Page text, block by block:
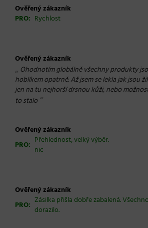
Ověřený zákazník
PRO: Rychlost
Ověřený zákazník
„ Ohodnotím globálně všechny produkty
hoblíkem opatrně. Až jsem se lekla jak jsou
jen na tu nejhorší drsnou kůži, nebo
to stalo “
Ověřený zákazník
PRO: Přehlednost, velký výběr.
nic
Ověřený zákazník
PRO: Zásilka přišla dobře zabalená.
dorazilo.